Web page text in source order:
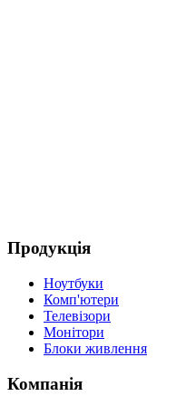
Продукція
Ноутбуки
Комп'ютери
Телевізори
Монітори
Блоки живлення
Компанія